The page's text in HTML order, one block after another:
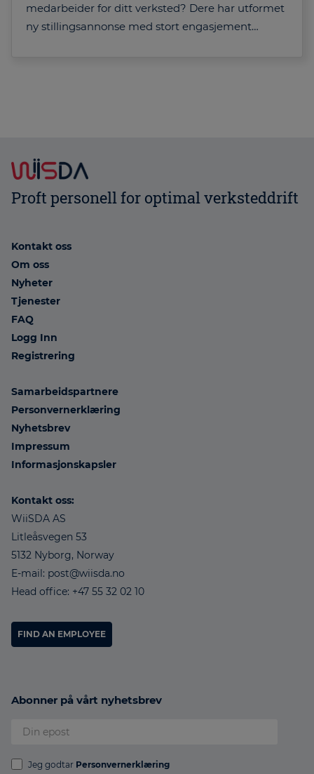
medarbeider for ditt verksted? Dere har utformet
ny stillingsannonse med stort engasjement…
Proft personell for optimal verksteddrift
Kontakt oss
Om oss
Nyheter
Tjenester
FAQ
Logg Inn
Registrering
Samarbeidspartnere
Personvernerklæring
Nyhetsbrev
Impressum
Informasjonskapsler
Kontakt oss:
WiiSDA AS
Litleåsvegen 53
5132 Nyborg, Norway
E-mail: post@wiisda.no
Head office: +47 55 32 02 10
FIND AN EMPLOYEE
Abonner på vårt nyhetsbrev
Jeg godtar Personvernerklæring